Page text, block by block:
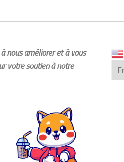
nous améliorer et à vous
votre soutien à notre